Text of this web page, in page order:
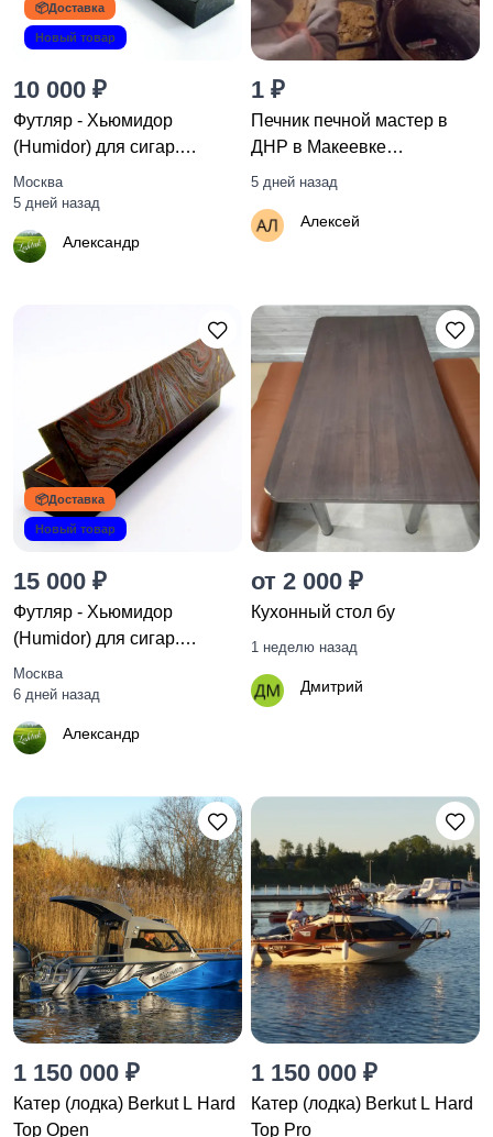
📦Доставка
Новый товар
10 000 ₽
Футляр - Хьюмидор
(Humidor) для сигар.
Вердантит.
Москва
5 дней назад
Александр
1 ₽
Печник печной мастер в
ДНР в Макеевке
+79493948965
5 дней назад
Алексей
📦Доставка
Новый товар
15 000 ₽
Футляр - Хьюмидор
(Humidor) для сигар.
Тигровое Железо.
Москва
6 дней назад
Александр
от 2 000 ₽
Кухонный стол бу
1 неделю назад
Дмитрий
1 150 000 ₽
Катер (лодка) Berkut L Hard
Top Open
1 150 000 ₽
Катер (лодка) Berkut L Hard
Top Pro